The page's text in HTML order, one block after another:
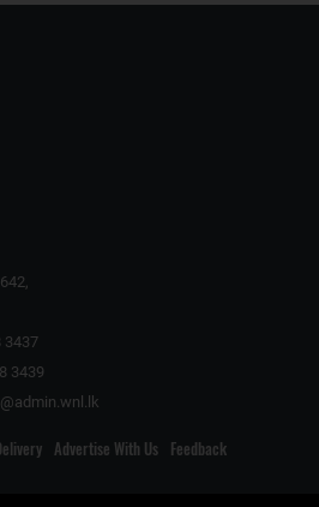
3437
3439
Advertise With Us Feedback